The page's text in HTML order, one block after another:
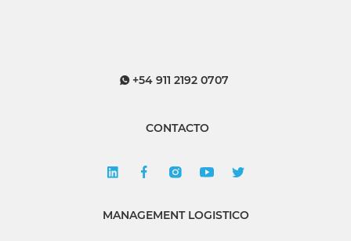
+54 911 2192 0707
CONTACTO
MANAGEMENT LOGISTICO